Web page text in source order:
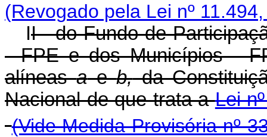
(Revogado pela Lei nº
II - do Fundo de
- FPE e dos Municípios -
alíneasaeb,da
Nacional de que trata aLei
(Vide Medida Provisória nº